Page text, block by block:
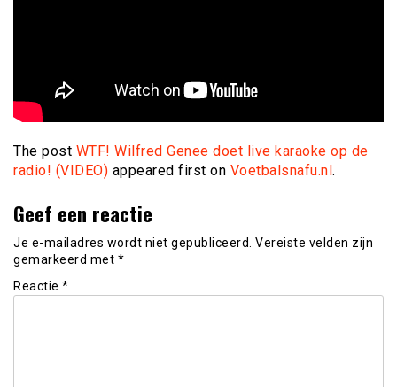
The post WTF! Wilfred Genee doet live karaoke op de
radio! (VIDEO) appeared first on Voetbalsnafu.nl.
Geef een reactie
Je e-mailadres wordt niet gepubliceerd. Vereiste velden zijn
gemarkeerd met *
Reactie *